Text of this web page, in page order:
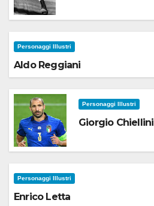
Personaggi Illustri
Aldo Reggiani
Personaggi Illustri
Giorgio Chiellini
Personaggi Illustri
Enrico Letta